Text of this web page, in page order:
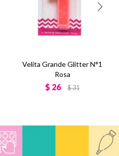
Velita Grande Glitter N°1
Rosa
$ 26 $31